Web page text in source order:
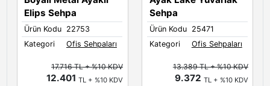
Elips Sehpa
Ürün Kodu
22753
Kategori
Ofis Sehpaları
17.716 TL + %10 KDV
12.401TL + %10 KDV
Sehpa
Ürün Kodu
25471
Kategori
Ofis Sehpaları
13.389 TL + %10 KDV
9.372 TL + %10 KDV